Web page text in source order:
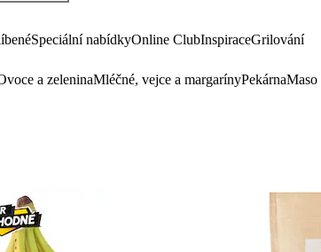
Speciální nabídkyOnline ClubInspiraceGrilování
a zeleninaMléčné, vejce a margarínyPekárnaMaso